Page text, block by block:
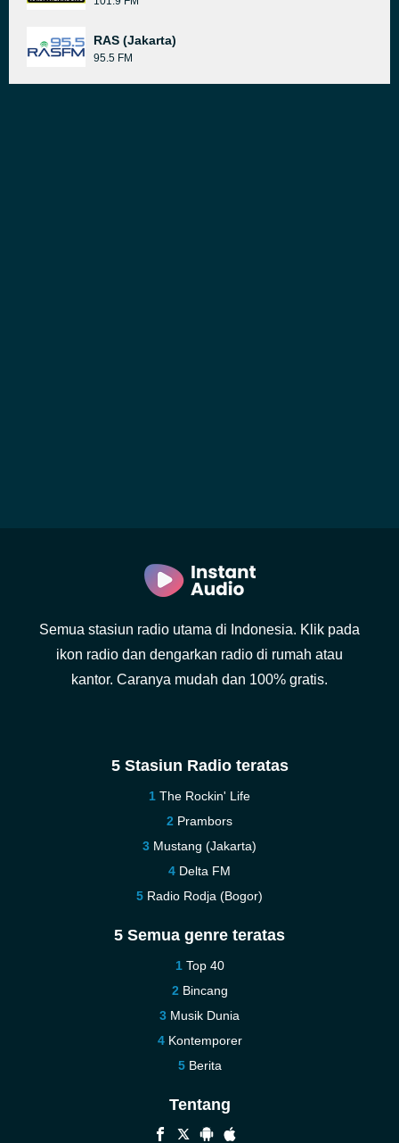
RAS (Jakarta)
95.5 FM
Semua stasiun radio utama di Indonesia. Klik pada
ikon radio dan dengarkan radio di rumah atau
kantor. Caranya mudah dan 100% gratis.
5 Stasiun Radio teratas
The Rockin' Life
Prambors
Mustang (Jakarta)
Delta FM
Radio Rodja (Bogor)
5 Semua genre teratas
Top 40
Bincang
Musik Dunia
Kontemporer
Berita
Tentang